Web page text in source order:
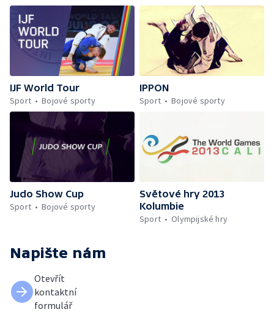
IJF World Tour
Sport
Bojové sporty
IPPON
Sport
Bojové sporty
Judo Show Cup
Sport
Bojové sporty
Světové hry 2013
Kolumbie
Sport
Olympijské hry
Napište nám
Otevřít
kontaktní
formulář